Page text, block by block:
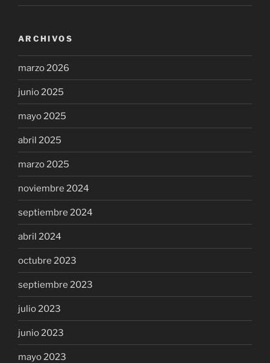
ARCHIVOS
marzo 2026
junio 2025
mayo 2025
abril 2025
marzo 2025
noviembre 2024
septiembre 2024
abril 2024
octubre 2023
septiembre 2023
julio 2023
junio 2023
mayo 2023